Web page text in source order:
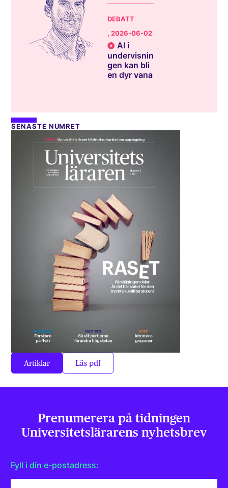
DEBATT
, 2026-06-02
AI i
undervisnin
gen kan bli
en dyr vana
SENASTE NUMRET
Artiklar Läs pdf
Prenumerera på tidningen
Universitets­lärarens nyhetsbrev
Fyll i din e-postadress: